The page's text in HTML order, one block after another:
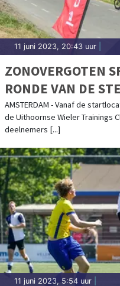
11 juni 2023, 20:43 uur
ZONOVERGOTEN
RONDE VAN DE
AMSTERDAM
AMSTERDAM - Vanaf de
de Uithoornse Wieler Trainings
deelnemers [...]
11 juni 2023, 5:54 uur